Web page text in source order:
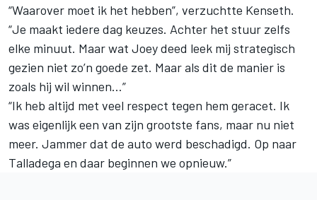
“Waarover moet ik het hebben”, verzuchtte Kenseth.
“Je maakt iedere dag keuzes. Achter het stuur zelfs
elke minuut. Maar wat Joey deed leek mij strategisch
gezien niet zo’n goede zet. Maar als dit de manier is
zoals hij wil winnen…”
“Ik heb altijd met veel respect tegen hem geracet. Ik
was eigenlijk een van zijn grootste fans, maar nu niet
meer. Jammer dat de auto werd beschadigd. Op naar
Talladega en daar beginnen we opnieuw.”